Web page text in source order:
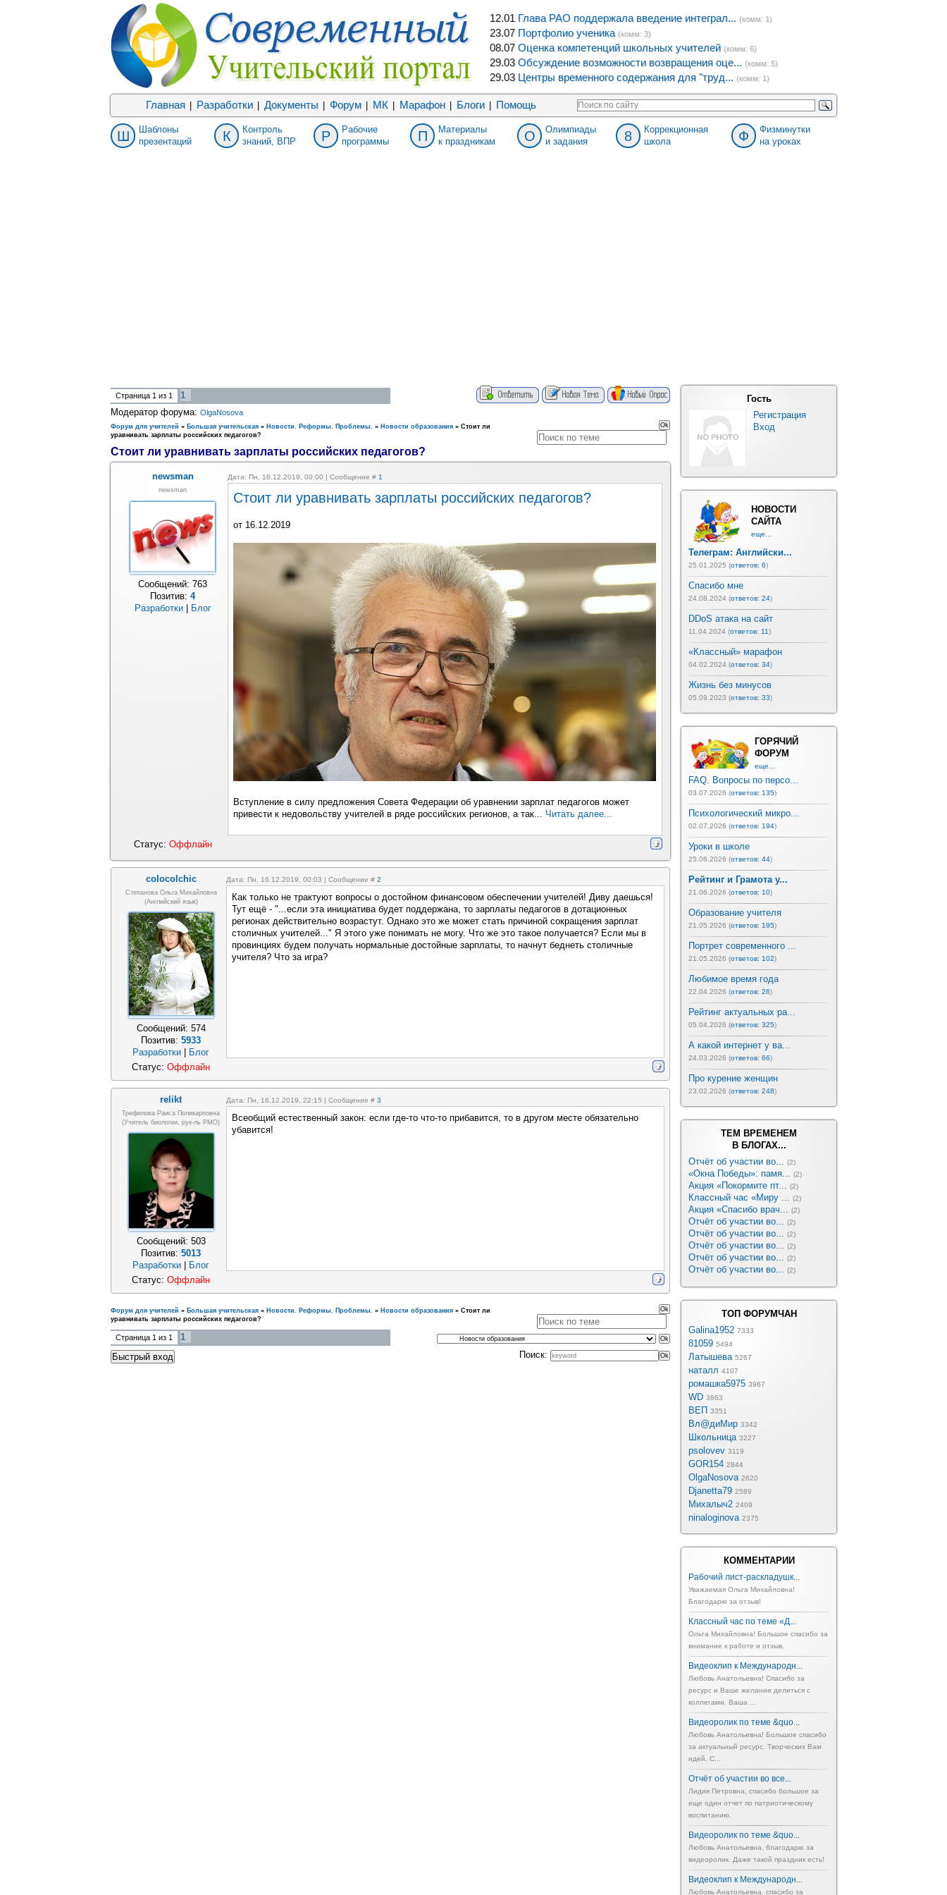
12.01 Глава РАО поддержала введение интеграл... (комм: 1)
23.07 Портфолио ученика (комм: 3)
08.07 Оценка компетенций школьных учителей (комм: 6)
29.03 Обсуждение возможности возвращения оце... (комм: 5)
29.03 Центры временного содержания для "труд... (комм: 1)
Главная Разработки Документы Форум МК Марафон Блоги Помощь
Ш
Шаблоны
презентаций
К
Контроль
знаний, ВПР
Р
Рабочие
программы
П
Материалы
к праздникам
О
Олимпиады
и задания
8
Коррекционная
школа
Ф
Физминутки
на уроках
Страница 1 из 1
1
Модератор форума: OlgaNosova
Форум для учителей » Большая учительская » Новости. Реформы. Проблемы. » Новости образования » Стоит ли
уравнивать зарплаты российских педагогов?
Стоит ли уравнивать зарплаты российских педагогов?
newsman Дата: Пн, 16.12.2019, 00:00 | Сообщение # 1
newsman
Сообщений: 763
Позитив: 4
Разработки| Блог
Стоит ли уравнивать зарплаты российских педагогов?
от 16.12.2019
Вступление в силу предложения Совета Федерации об уравнении зарплат педагогов может
привести к недовольству учителей в ряде российских регионов, а так... Читать далее...
Статус: Оффлайн
colocolchic Дата: Пн, 16.12.2019, 00:03 | Сообщение # 2
Степанова Ольга Михайловна
(Английский язык)
Сообщений: 574
Позитив: 5933
Разработки
Блог
Как только не трактуют вопросы о достойном финансовом обеспечении учителей! Диву даешься!
Тут ещё - "...если эта инициатива будет поддержана, то зарплаты педагогов в дотационных
регионах действительно возрастут. Однако это же может стать причиной сокращения зарплат
столичных учителей..." Я этого уже понимать не могу. Что же это такое получается? Если мы в
провинциях будем получать нормальные достойные зарплаты, то начнут беднеть столичные
учителя? Что за игра?
Статус: Оффлайн
relikt Дата: Пн, 16.12.2019, 22:15 | Сообщение # 3
Трефилова Раиса Поликарповна
(Учитель биологии, рук-ль РМО)
Сообщений: 503
Позитив: 5013
Разработки | Блог
Всеобщий естественный закон: если где-то что-то прибавится, то в другом месте обязательно
убавится!
Статус: Оффлайн
Форум для учителей » Большая учительская » Новости. Реформы. Проблемы. » Новости образования » Стоит ли
уравнивать зарплаты российских педагогов?
Страница 1 из 1
1
Поиск:
Гость
Регистрация
Вход
НОВОСТИ
САЙТА
еще...
Телеграм: Английски...
25.01.2025 (ответов: 6)
Спасибо мне
24.08.2024 (ответов: 24)
DDoS атака на сайт
11.04.2024 (ответов: 11)
«Классный» марафон
04.02.2024 (ответов: 34)
Жизнь без минусов
05.09.2023 (ответов: 33)
ГОРЯЧИЙ
ФОРУМ
еще...
FAQ. Вопросы по персо...
03.07.2026 (ответов: 135)
Психологический микро...
02.07.2026 (ответов: 194)
Уроки в школе
25.06.2026 (ответов: 44)
Рейтинг и Грамота у...
21.06.2026 (ответов: 10)
Образование учителя
21.05.2026 (ответов: 195)
Портрет современного ...
21.05.2026 (ответов: 102)
Любимое время года
22.04.2026 (ответов: 26)
Рейтинг актуальных ра...
05.04.2026 (ответов: 325)
А какой интернет у ва...
24.03.2026 (ответов: 66)
Про курение женщин
23.02.2026 (ответов: 248)
ТЕМ ВРЕМЕНЕМ
В БЛОГАХ...
Отчёт об участии во... (2)
«Окна Победы»: памя... (2)
Акция «Покормите пт... (2)
Классный час «Миру ... (2)
Акция «Спасибо врач... (2)
Отчёт об участии во... (2)
Отчёт об участии во... (2)
Отчёт об участии во... (2)
Отчёт об участии во... (2)
Отчёт об участии во... (2)
ТОП ФОРУМЧАН
Galina1952 7333
81059 5494
Латышева 5267
наталл 4107
ромашка5975 3967
WD 3863
ВЕП 3351
Вл@диМир 3342
Школьница 3227
psolovev 3119
GOR154 2844
OlgaNosova 2620
Djanetta79 2589
Михалыч2 2409
ninaloginova 2375
КОММЕНТАРИИ
Рабочий лист-раскладушк...
Уважаемая Ольга Михайловна!
Благодарю за отзыв!
Классный час по теме «Д...
Ольга Михайловна! Большое спасибо за
внимание к работе и отзыв.
Видеоклип к Международн...
Любовь Анатольевна! Спасибо за
ресурс и Ваше желание делиться с
коллегами. Ваша ...
Видеоролик по теме &quo...
Любовь Анатольевна! Большое спасибо
за актуальный ресурс. Творческих Вам
идей. С...
Отчёт об участии во все...
Лидия Петровна, спасибо большое за
еще один отчет по патриотическому
воспитанию.
Видеоролик по теме &quo...
Любовь Анатольевна, благодарю за
видеоролик. Даже такой праздник есть!
Видеоклип к Международн...
Любовь Анатольевна, спасибо за